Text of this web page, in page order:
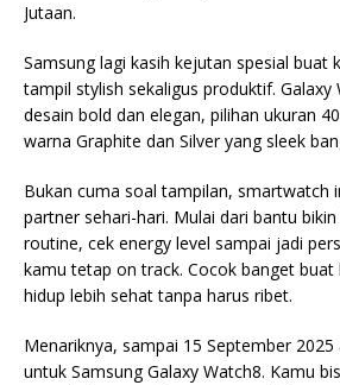
Jutaan.
Samsung lagi kasih kejutan spesial buat
tampil stylish sekaligus produktif. Galaxy
desain bold dan elegan, pilihan ukuran
warna Graphite dan Silver yang sleek
Bukan cuma soal tampilan, smartwatch
partner sehari-hari. Mulai dari bantu
routine, cek energy level sampai jadi
kamu tetap on track. Cocok banget buat
hidup lebih sehat tanpa harus ribet.
Menariknya, sampai 15 September
untuk Samsung Galaxy Watch8. Kamu